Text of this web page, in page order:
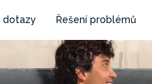
dotazy Řešení problémů